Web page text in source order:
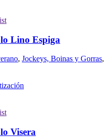
Lino Espiga
, Jockeys, Boinas y Gorras,
Visera